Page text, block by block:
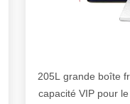
205L grande boîte
capacité VIP pour le